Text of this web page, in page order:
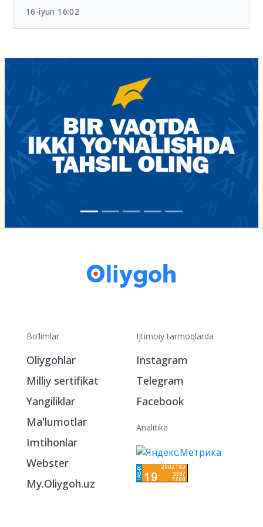
16-iyun 16:02
Bo‘limlar
Oliygohlar
Milliy sertifikat
Yangiliklar
Ma'lumotlar
Imtihonlar
Webster
My.Oliygoh.uz
Ijtimoiy tarmoqlarda
Instagram
Telegram
Facebook
Analitika